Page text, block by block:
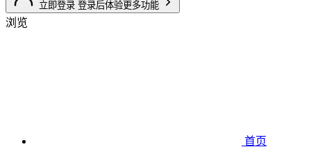
立即登录 登录后体验更多功能
浏览
首页